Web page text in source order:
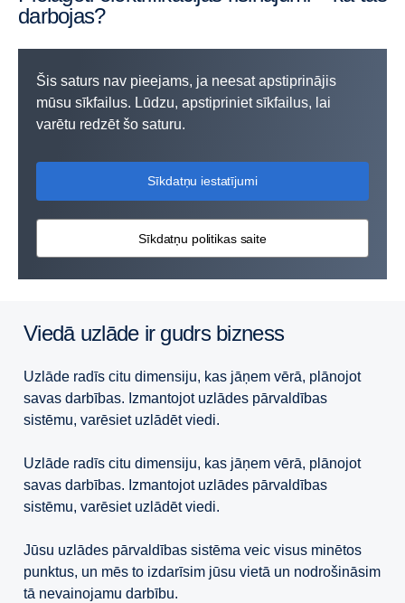
darbojas?
Šis saturs nav pieejams, ja neesat apstiprinājis
mūsu sīkfailus. Lūdzu, apstipriniet sīkfailus, lai
varētu redzēt šo saturu.
Sīkdatņu iestatījumi
Sīkdatņu politikas saite
Viedā uzlāde ir gudrs bizness
Uzlāde radīs citu dimensiju, kas jāņem vērā, plānojot
savas darbības. Izmantojot uzlādes pārvaldības
sistēmu, varēsiet uzlādēt viedi.
Uzlāde radīs citu dimensiju, kas jāņem vērā, plānojot
savas darbības. Izmantojot uzlādes pārvaldības
sistēmu, varēsiet uzlādēt viedi.
Jūsu uzlādes pārvaldības sistēma veic visus minētos
punktus, un mēs to izdarīsim jūsu vietā un nodrošināsim
tā nevainojamu darbību.